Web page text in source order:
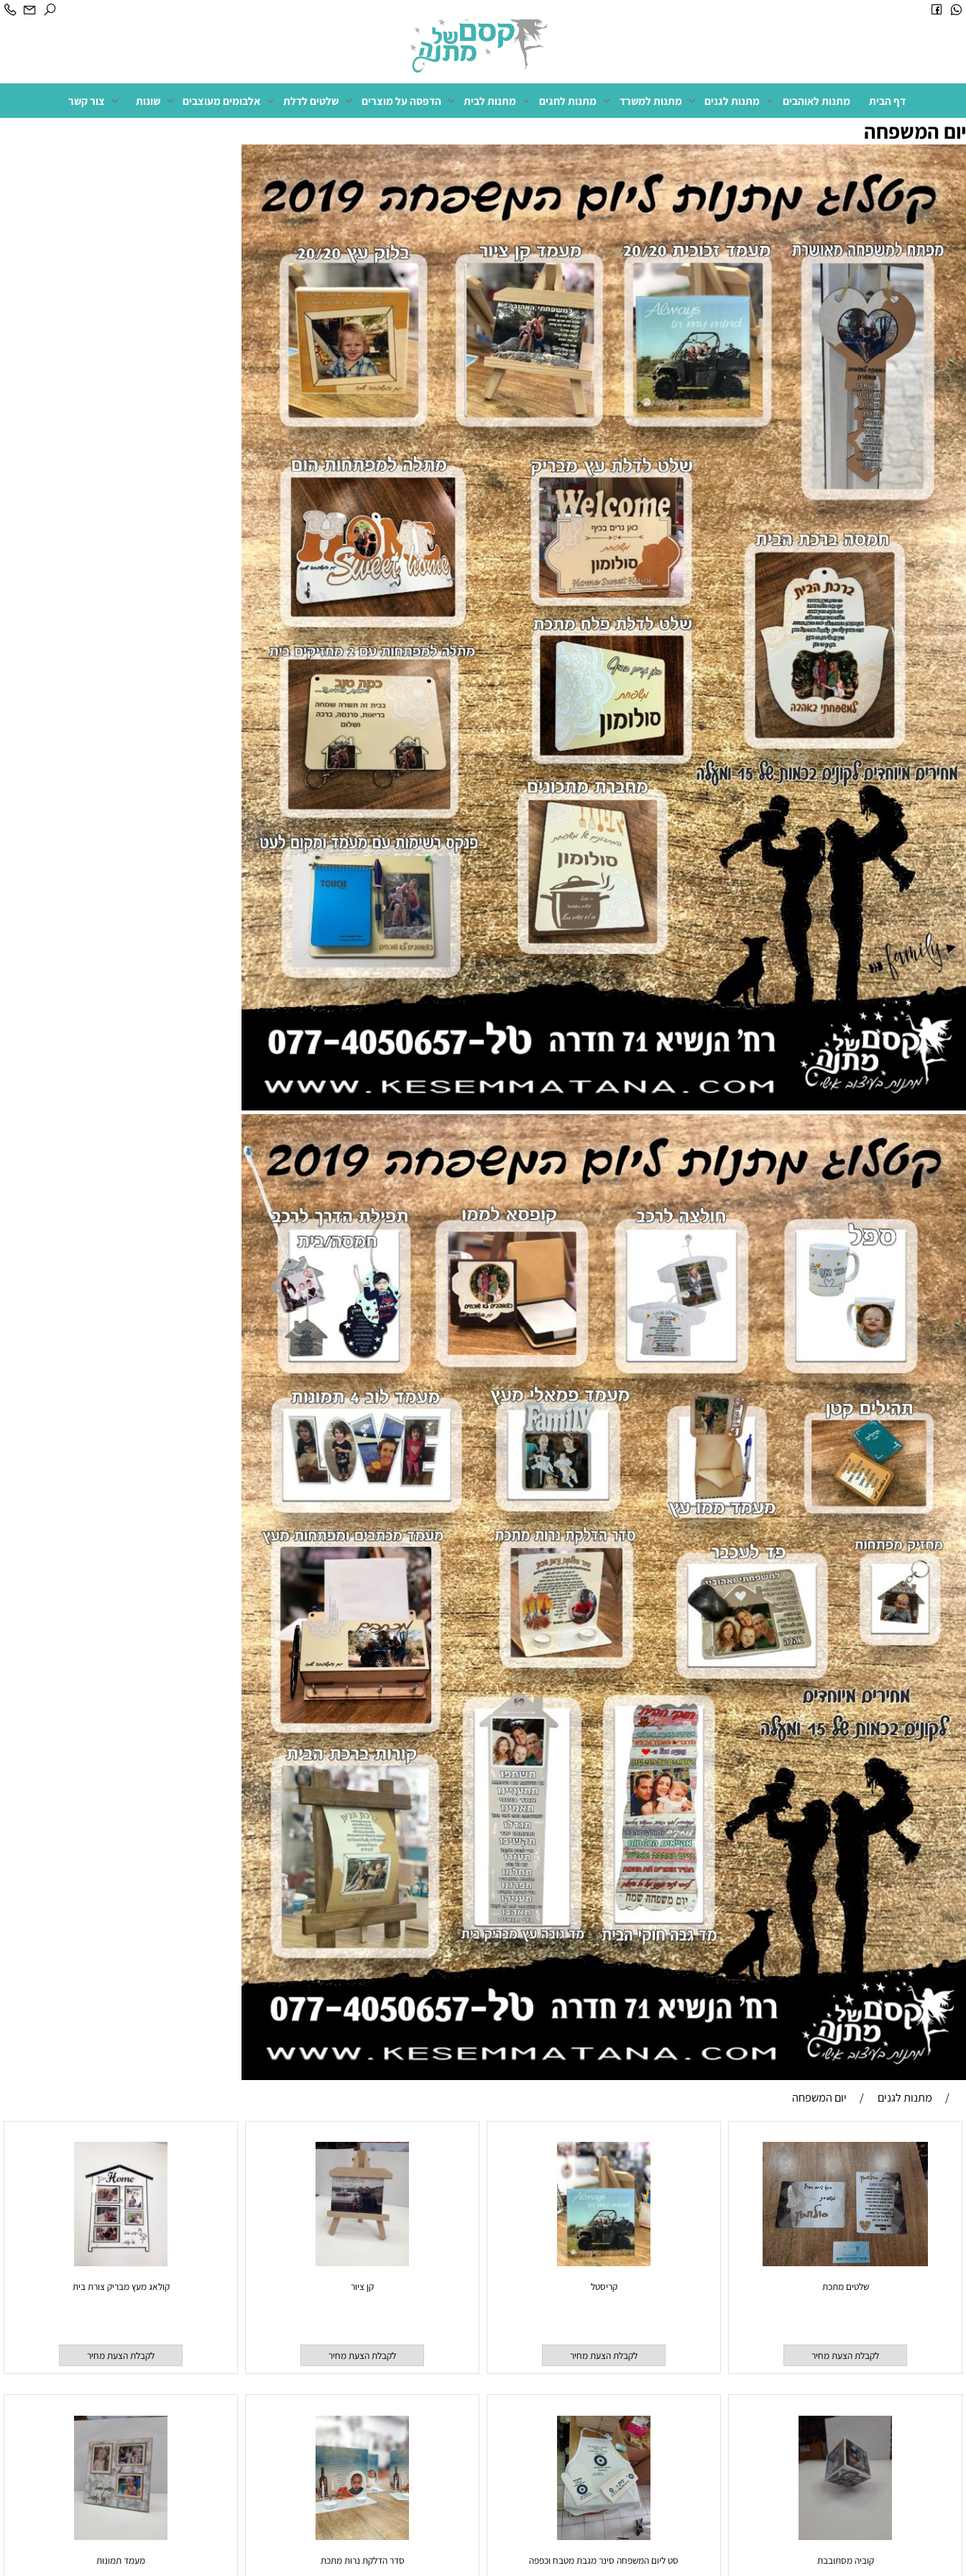
דף הבית מתנות לאוהבים מתנות לגנים מתנות למשרד מתנות לחגים מתנות לבית הדפסה על מוצרים שלטים לדלת אלבומים מעוצבים שונות צור קשר
לגנים / יום המשפחה
לקבלת הצעת מחיר לקבלת הצעת מחיר לקבלת הצעת מחיר לקבלת הצעת מחיר